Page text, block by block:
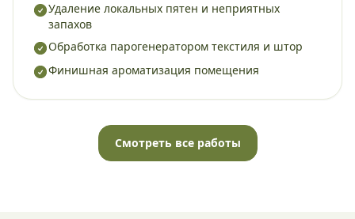
Удаление локальных пятен и неприятных
запахов
Обработка парогенератором текстиля и штор
Финишная ароматизация помещения
Смотреть все работы